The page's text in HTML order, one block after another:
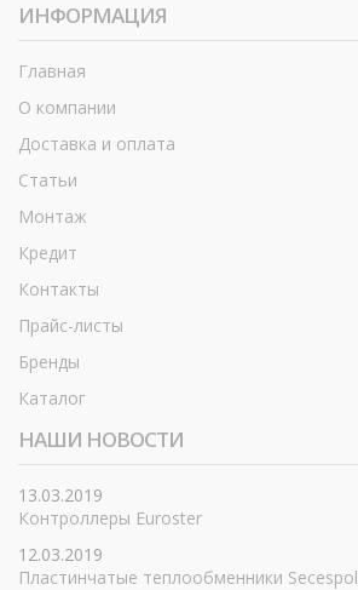
ИНФОРМАЦИЯ
Главная
О компании
Доставка и оплата
Статьи
Монтаж
Кредит
Контакты
Прайс-листы
Бренды
Каталог
НАШИ НОВОСТИ
13.03.2019
Контроллеры Euroster
12.03.2019
Пластинчатые теплообменники Secespol